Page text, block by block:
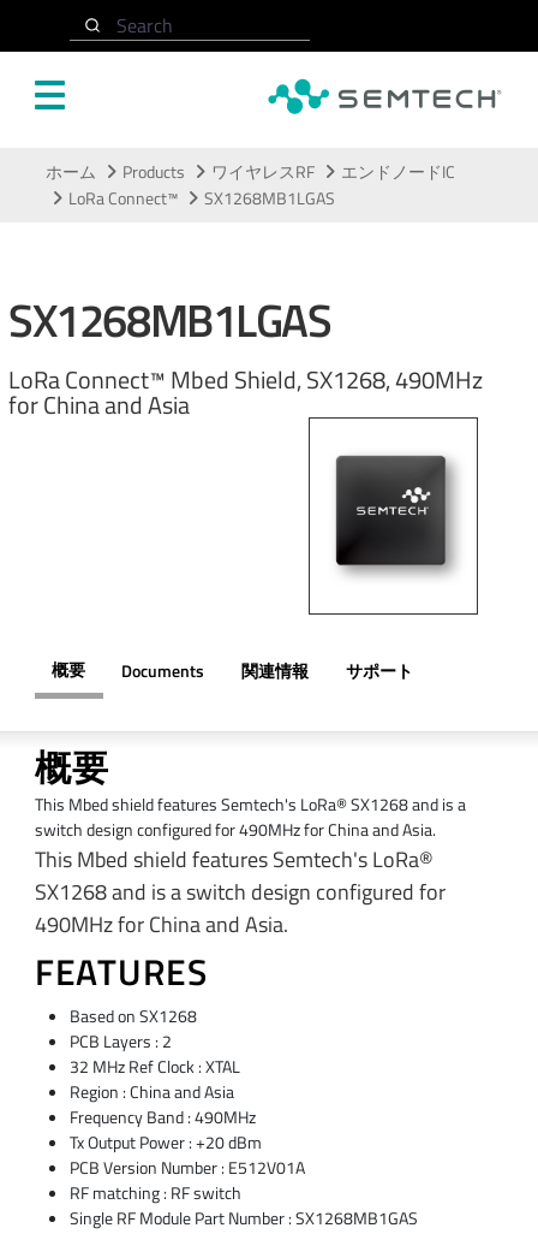
Search
ホーム Products ワイヤレスRF
エンドノードIC
LoRa Connect™
SX1268MB1LGAS
SX1268MB1LGAS
LoRa Connect™ Mbed Shield, SX1268, 490MHz
for China and Asia
概要 Documents 関連情報 サポート
概要
This Mbed shield features Semtech's LoRa® SX1268 and is a
switch design configured for 490MHz for China and Asia.
This Mbed shield features Semtech's LoRa®
SX1268 and is a switch design configured for
490MHz for China and Asia.
FEATURES
Based on SX1268
PCB Layers : 2
32 MHz Ref Clock : XTAL
Region : China and Asia
Frequency Band : 490MHz
Tx Output Power : +20 dBm
PCB Version Number : E512V01A
RF matching : RF switch
Single RF Module Part Number : SX1268MB1GAS